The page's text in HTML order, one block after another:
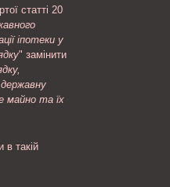
статті 20
іпотеки у
" замінити
майно та їх
в такій